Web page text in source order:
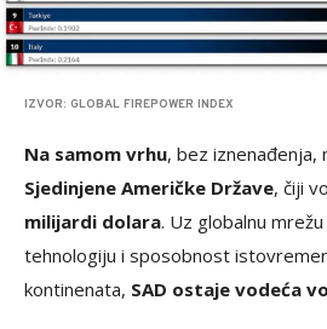
IZVOR: GLOBAL FIREPOWER INDEX
Na samom vrhu, bez iznenađenja,
Sjedinjene Američke Države, čiji
milijardi dolara. Uz globalnu
tehnologiju i sposobnost
kontinenata, SAD ostaje vodeća